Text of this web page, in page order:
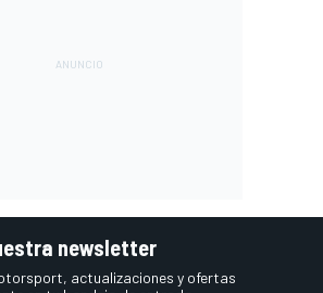
newsletter
actualizaciones y ofertas